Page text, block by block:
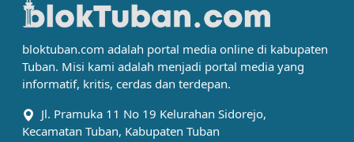
bloktuban.com adalah portal media online di kabupaten
Tuban. Misi kami adalah menjadi portal media yang
informatif, kritis, cerdas dan terdepan.
Jl. Pramuka 11 No 19 Kelurahan Sidorejo,
Kecamatan Tuban, Kabupaten Tuban